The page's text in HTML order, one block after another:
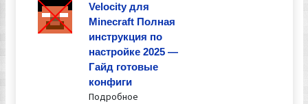
Velocity для
Minecraft Полная
инструкция по
настройке 2025 —
Гайд готовые
конфиги
Подробное